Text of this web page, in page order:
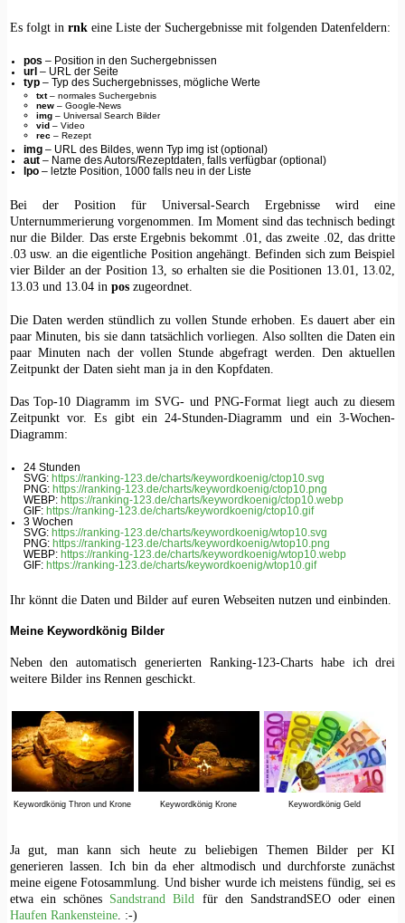
Es folgt in rnkeine Liste der Suchergebnisse mit folgenden Datenfeldern:
pos – Position in den Suchergebnissen
url – URL der Seite
typ – Typ des Suchergebnisses, mögliche Werte
txt– normales Suchergebnis
new – Google-News
img – Universal Search Bilder
vid – Video
rec – Rezept
img – URL des Bildes, wenn Typ img ist (optional)
aut – Name des Autors/Rezeptdaten, falls verfügbar (optional)
lpo – letzte Position, 1000 falls neu in der Liste
Bei der Position für Universal-Search Ergebnisse wird eine
Unternummerierung vorgenommen. Im Moment sind das technisch bedingt
nur die Bilder. Das erste Ergebnis bekommt .01, das zweite .02, das dritte
.03 usw. an die eigentliche Position angehängt. Befinden sich zum Beispiel
vier Bilder an der Position 13, so erhalten sie die Positionen 13.01, 13.02,
13.03 und 13.04 in poszugeordnet.
Die Daten werden stündlich zu vollen Stunde erhoben. Es dauert aber ein
paar Minuten, bis sie dann tatsächlich vorliegen. Also sollten die Daten ein
paar Minuten nach der vollen Stunde abgefragt werden. Den aktuellen
Zeitpunkt der Daten sieht man ja in den Kopfdaten.
Das Top-10 Diagramm im SVG- und PNG-Format liegt auch zu diesem
Zeitpunkt vor. Es gibt ein 24-Stunden-Diagramm und ein 3-Wochen-
Diagramm:
24 Stunden
SVG: https://ranking-123.de/charts/keywordkoenig/ctop10.svg
PNG: https://ranking-123.de/charts/keywordkoenig/ctop10.png
WEBP: https://ranking-123.de/charts/keywordkoenig/ctop10.webp
GIF: https://ranking-123.de/charts/keywordkoenig/ctop10.gif
3 Wochen
SVG: https://ranking-123.de/charts/keywordkoenig/wtop10.svg
PNG: https://ranking-123.de/charts/keywordkoenig/wtop10.png
WEBP: https://ranking-123.de/charts/keywordkoenig/wtop10.webp
GIF: https://ranking-123.de/charts/keywordkoenig/wtop10.gif
Ihr könnt die Daten und Bilder auf euren Webseiten nutzen und einbinden.
Meine Keywordkönig Bilder
Neben den automatisch generierten Ranking-123-Charts habe ich drei
weitere Bilder ins Rennen geschickt.
Keywordkönig Thron und Krone Keywordkönig Krone Keywordkönig Geld
Ja gut, man kann sich heute zu beliebigen Themen Bilder per KI
generieren lassen. Ich bin da eher altmodisch und durchforste zunächst
meine eigene Fotosammlung. Und bisher wurde ich meistens fündig, sei es
etwa ein schönes Sandstrand Bild für den SandstrandSEO oder einen
Haufen Rankensteine. :-)